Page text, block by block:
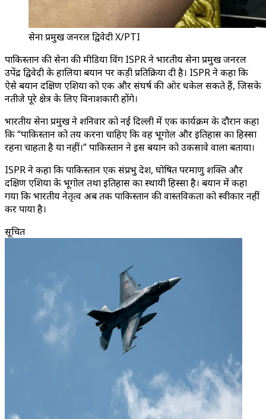
सेना प्रमुख जनरल द्विवेदी X/PTI
पाकिस्तान की सेना की मीडिया विंग ISPR ने भारतीय सेना प्रमुख जनरल
उपेंद्र द्विवेदी के हालिया बयान पर कड़ी प्रतिक्रिया दी है। ISPR ने कहा कि
ऐसे बयान दक्षिण एशिया को एक और संघर्ष की ओर धकेल सकते हैं, जिसके
नतीजे पूरे क्षेत्र के लिए विनाशकारी होंगे।
भारतीय सेना प्रमुख ने शनिवार को नई दिल्ली में एक कार्यक्रम के दौरान कहा
कि “पाकिस्तान को तय करना चाहिए कि वह भूगोल और इतिहास का हिस्सा
रहना चाहता है या नहीं।” पाकिस्तान ने इस बयान को उकसावे वाला बताया।
ISPR ने कहा कि पाकिस्तान एक संप्रभु देश, घोषित परमाणु शक्ति और
दक्षिण एशिया के भूगोल तथा इतिहास का स्थायी हिस्सा है। बयान में कहा
गया कि भारतीय नेतृत्व अब तक पाकिस्तान की वास्तविकता को स्वीकार नहीं
कर पाया है।
सूचित